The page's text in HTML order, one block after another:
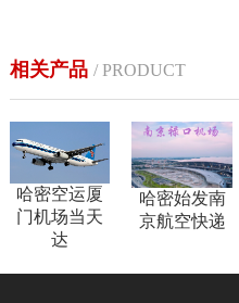
相关产品 / PRODUCT
哈密空运厦
门机场当天
达
哈密始发南
京航空快递